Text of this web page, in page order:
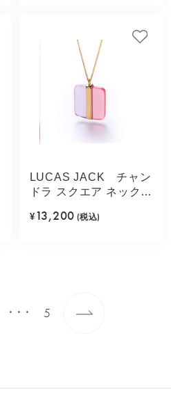
LUCAS JACK チャン
ドラ スクエア ネックレ
¥ 13,200 (税込)
・・・ 5